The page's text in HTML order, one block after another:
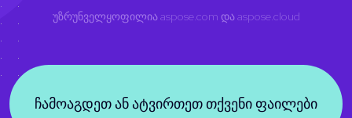
უზრუნველყოფილიაaspose.com დაaspose.cloud
ჩამოაგდეთ ან ატვირთეთ თქვენი ფაილები